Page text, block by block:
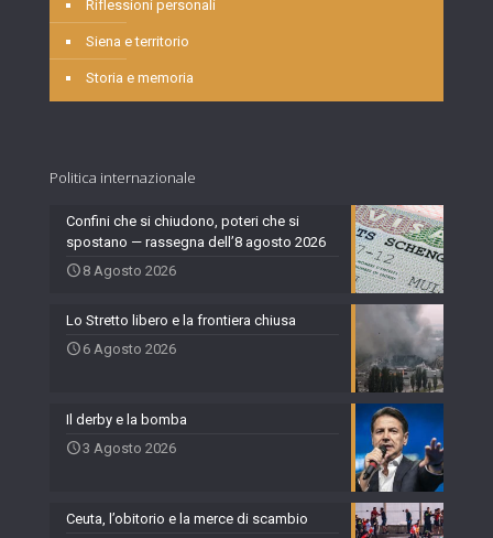
Riflessioni personali
Siena e territorio
Storia e memoria
Politica internazionale
Confini che si chiudono, poteri che si
spostano — rassegna dell’8 agosto 2026
8 Agosto 2026
Lo Stretto libero e la frontiera chiusa
6 Agosto 2026
Il derby e la bomba
3 Agosto 2026
Ceuta, l’obitorio e la merce di scambio